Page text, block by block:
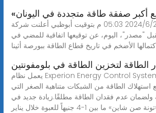
أكبر صفقة طاقة متجددة في اليونان
تم تحديثه الخميس 2024/6/20 05:03 م بتوقيت أبوظبي أعلنت شركة
"مصدر"، اليوم، عن توقيعها اتفاقية للمضي في
لتخزين الطاقة في بلومفونتين
يعمل نظام Experion Energy Control System من Honeywell
استهلاك الطاقة من الشبكات متناهية الصغر التي
ولضمان عدم فقدان الطاقة مطلقًا.زيادة جديد في
شاين» ما بين 1-4 جنيهاً للعبوة خلال يناير